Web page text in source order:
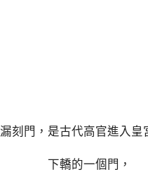
漏刻門，是古代高官進入皇
下轎的一個門，